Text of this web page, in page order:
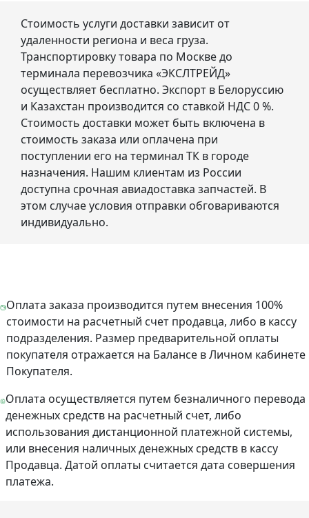
Стоимость услуги доставки зависит от
удаленности региона и веса груза.
Транспортировку товара по Москве до
терминала перевозчика «ЭКСЛТРЕЙД»
осуществляет бесплатно. Экспорт в Белоруссию
и Казахстан производится со ставкой НДС 0 %.
Стоимость доставки может быть включена в
стоимость заказа или оплачена при
поступлении его на терминал ТК в городе
назначения. Нашим клиентам из России
доступна срочная авиадоставка запчастей. В
этом случае условия отправки обговариваются
индивидуально.
Оплата заказа производится путем внесения 100%
стоимости на расчетный счет продавца, либо в кассу
подразделения. Размер предварительной оплаты
покупателя отражается на Балансе в Личном кабинете
Покупателя.
Оплата осуществляется путем безналичного перевода
денежных средств на расчетный счет, либо
использования дистанционной платежной системы,
или внесения наличных денежных средств в кассу
Продавца. Датой оплаты считается дата совершения
платежа.